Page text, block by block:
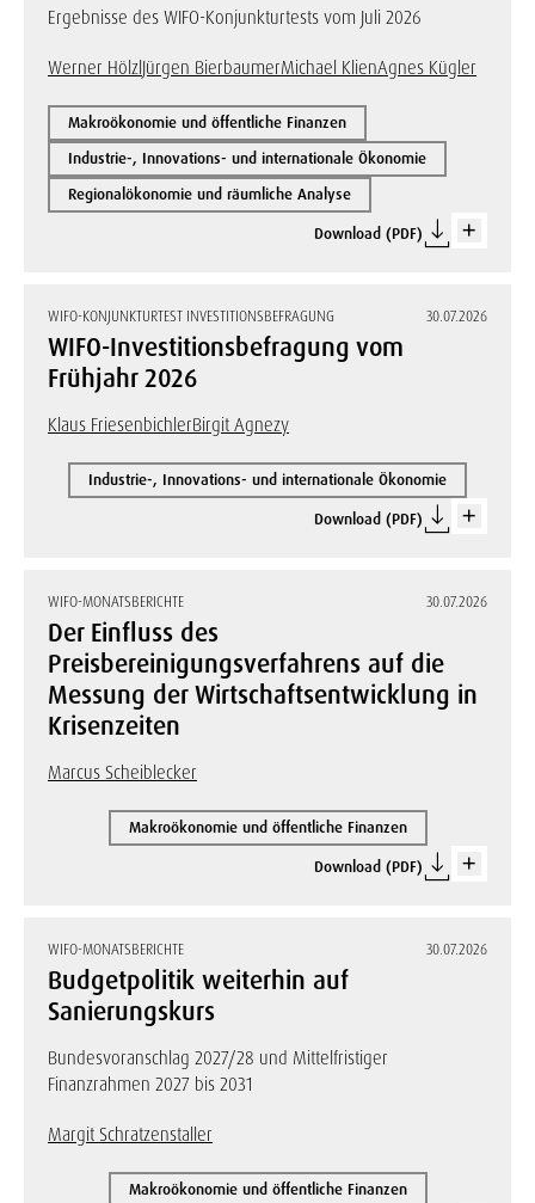
Ergebnisse des WIFO-Konjunkturtests vom Juli 2026
Werner HölzlJürgen BierbaumerMichael KlienAgnes Kügler
Makroökonomie und öffentliche Finanzen
Industrie-, Innovations- und internationale Ökonomie
Regionalökonomie und räumliche Analyse
Download (PDF)
WIFO-KONJUNKTURTEST INVESTITIONSBEFRAGUNG 30.07.2026
WIFO-Investitionsbefragung vom
Frühjahr 2026
Klaus FriesenbichlerBirgit Agnezy
Industrie-, Innovations- und internationale Ökonomie
Download (PDF)
WIFO-MONATSBERICHTE 30.07.2026
Der Einfluss des
Preisbereinigungsverfahrens auf die
Messung der Wirtschaftsentwicklung in
Krisenzeiten
Marcus Scheiblecker
Makroökonomie und öffentliche Finanzen
Download (PDF)
WIFO-MONATSBERICHTE 30.07.2026
Budgetpolitik weiterhin auf
Sanierungskurs
Bundesvoranschlag 2027/28 und Mittelfristiger
Finanzrahmen 2027 bis 2031
Margit Schratzenstaller
Makroökonomie und öffentliche Finanzen